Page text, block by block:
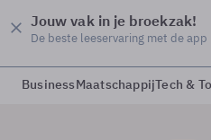
Jouw vak in je broekzak!
De beste leeservaring met de app
BusinessMaatschappijTech &